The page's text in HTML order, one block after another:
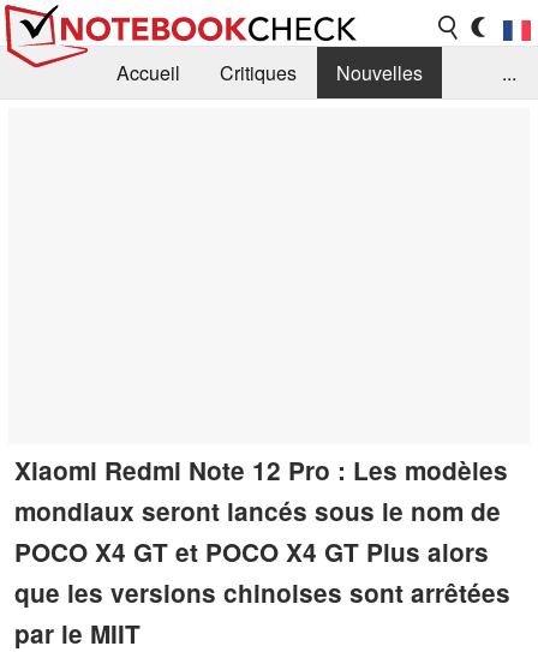
Accueil Critiques
Nouvelles
...
Xiaomi Redmi Note 12 Pro : Les modèles
mondiaux seront lancés sous le nom de
POCO X4 GT et POCO X4 GT Plus alors
que les versions chinoises sont arrêtées
par le MIIT